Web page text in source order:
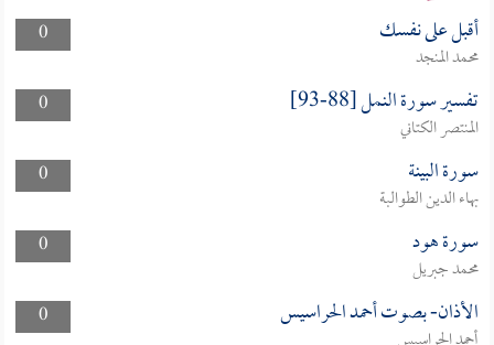
0 أقبل على نفسك
محمد المنجد
0
تفسير سورة النمل [88-93]
المنتصر الكتاني
0
سورة البينة
بهاء الدين الطوالبة
0
سورة هود
محمد جبريل
0
الأذان- بصوت أحمد الحراسيس